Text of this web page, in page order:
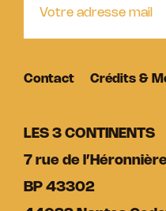
LES 3 CONTINENTS
7 rue de
BP 43302
Contact Crédits &